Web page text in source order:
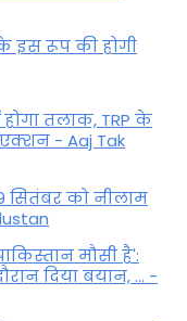
के इस रूप की होगी
तलाक, TRP के
- Aaj Tak
सितंबर को नीलाम
मौसी है':
दिया बयान, ... -